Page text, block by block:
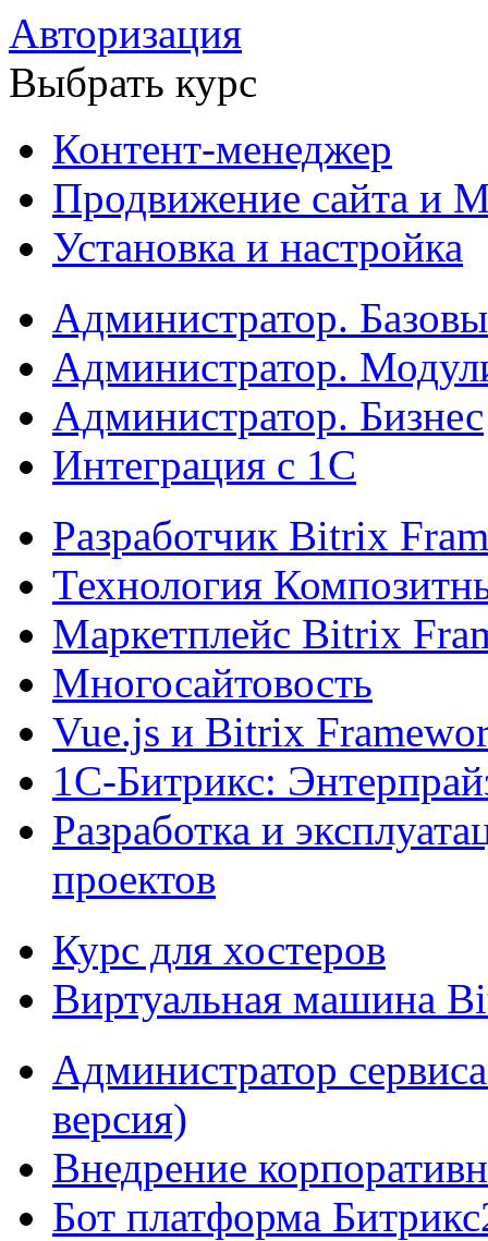
Авторизация
Выбрать курс
Контент-менеджер
Продвижение сайта и
Установка и настройка
Администратор.
Администратор.
Администратор. Бизнес
Интеграция с 1С
Разработчик Bitrix
Технология
Маркетплейс Bitrix
Многосайтовость
Vue.js и Bitrix
1С-Битрикс:
Разработка и
проектов
Курс для хостеров
Виртуальная машина
Администратор
версия)
Внедрение
Бот платформа